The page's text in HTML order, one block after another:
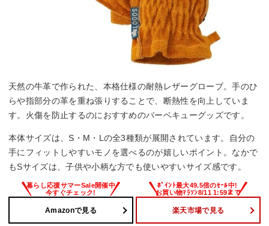
天然の牛革で作られた、本格仕様の耐熱レザーグローブ。手のひ
らや指部分の革を重ね張りすることで、断熱性を向上していま
す。火傷を防止するのにおすすめのバーベキューグッズです。
本体サイズは、S・M・Lの全3種類が展開されています。自分の
手にフィットしやすいモノを選べるのが嬉しいポイント。なかで
もSサイズは、子供や小柄な方でも使いやすいサイズ感です。
Amazonで見る 楽天市場で見る